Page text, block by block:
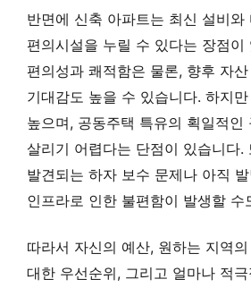
반면에 신축 아파트는 최신 설비와
편의시설을 누릴 수 있다는 장점이
편의성과 쾌적함은 물론, 향후 자
기대감도 높을 수 있습니다. 하지
높으며, 공동주택 특유의 획일적인
살리기 어렵다는 단점이 있습니다.
발견되는 하자 보수 문제나 아직
인프라로 인한 불편함이 발생할 수
따라서 자신의 예산, 원하는 지역
대한 우선순위, 그리고 얼마나 적